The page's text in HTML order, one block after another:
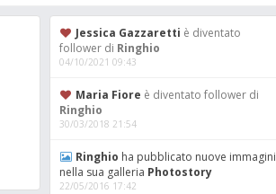
Jessica Gazzaretti è diventato
follower di Ringhio
04/10/2021 09:43
Maria Fiore è diventato follower di
Ringhio
30/03/2018 21:54
Ringhio ha pubblicato nuove immagini
nella sua galleria Photostory
22/05/2016 17:42